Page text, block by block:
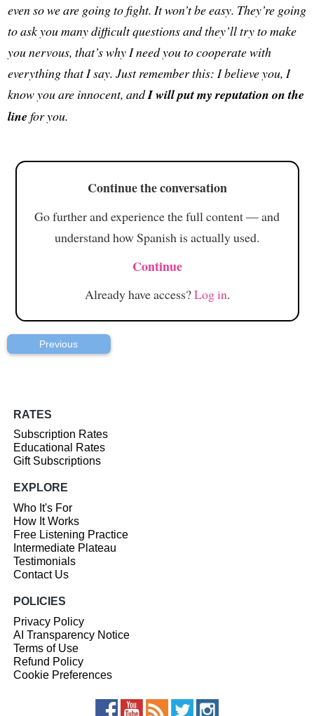
even so we are going to fight. It won’t be easy. They’re going
to ask you many difficult questions and they’ll try to make
you nervous, that’s why I need you to cooperate with
everything that I say. Just remember this: I believe you, I
know you are innocent, andI will put my reputation on the
line for you.
Continue the conversation
Go further and experience the full content — and
understand how Spanish is actually used.
Continue
Already have access?Log in.
Previous
RATES
Subscription Rates
Educational Rates
Gift Subscriptions
EXPLORE
Who It's For
How It Works
Free Listening Practice
Intermediate Plateau
Testimonials
Contact Us
POLICIES
Privacy Policy
AI Transparency Notice
Terms of Use
Refund Policy
Cookie Preferences